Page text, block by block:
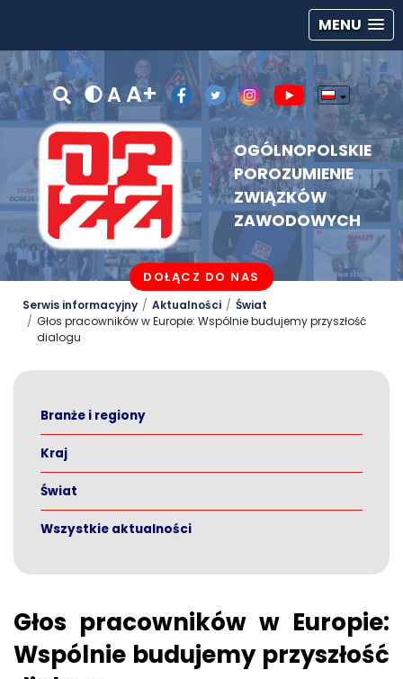
MENU
A A+
OGÓLNOPOLSKIE
POROZUMIENIE
ZWIĄZKÓW
ZAWODOWYCH
DOŁĄCZ DO NAS
Serwis informacyjny Aktualności
Świat
Głos pracowników w Europie: Wspólnie budujemy przyszłość
dialogu
Branże i regiony
Kraj
Świat
Wszystkie aktualności
Głos pracowników w Europie:
Wspólnie budujemy przyszłość